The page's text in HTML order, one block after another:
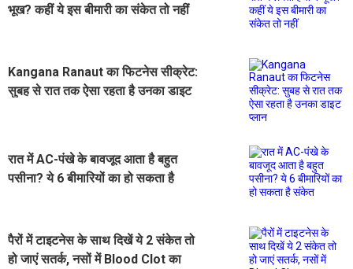
भूख? कहीं ये इस बीमारी का संकेत तो नहीं
Kangana Ranaut का फिटनेस सीक्रेट:
सुबह से रात तक ऐसा रहता है उनका डाइट
रात में AC-पंखे के बावजूद आता है बहुत
पसीना? ये 6 बीमारियों का हो सकता है
पैरों में टाइटनेस के साथ दिखें ये 2 संकेत तो
हो जाएं सतर्क, नसों में Blood Clot का